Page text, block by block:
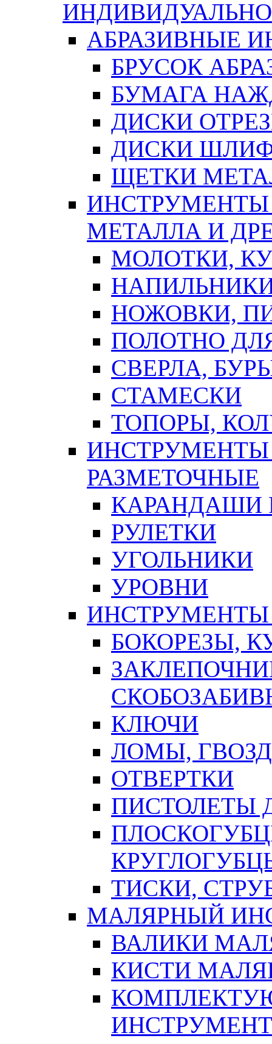
АБРАЗИВНЫЕ
БРУСОК
БУМАГА
ДИСКИ
ДИСКИ
ЩЕТКИ
ИНСТРУМЕНТЫ
МЕТАЛЛА И
МОЛОТКИ,
НОЖОВКИ,
ПОЛОТНО
СВЕРЛА,
СТАМЕСКИ
ТОПОРЫ,
ИНСТРУМЕНТЫ
РАЗМЕТОЧНЫЕ
КАРАНДАШИ
РУЛЕТКИ
УГОЛЬНИКИ
УРОВНИ
БОКОРЕЗЫ,
КЛЮЧИ
ЛОМЫ,
ОТВЕРТКИ
ПИСТОЛЕТЫ
ТИСКИ,
МАЛЯРНЫЙ
ВАЛИКИ
КИСТИ